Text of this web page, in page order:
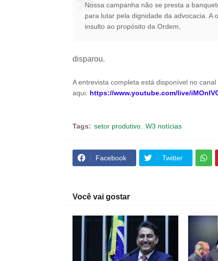
Nossa campanha não se presta a
para lutar pela dignidade da advocacia. A
insulto ao propósito da Ordem,
disparou.
A entrevista completa está disponível no
aqui: https://www.youtube.com/live/
Tags: setor produtivo W3 notícias
Facebook Twitter
Você vai gostar